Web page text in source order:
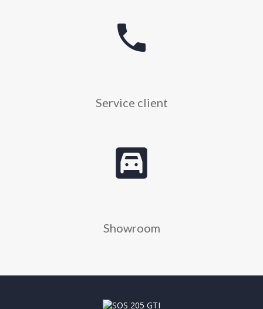
phone
Service client
garage
Showroom